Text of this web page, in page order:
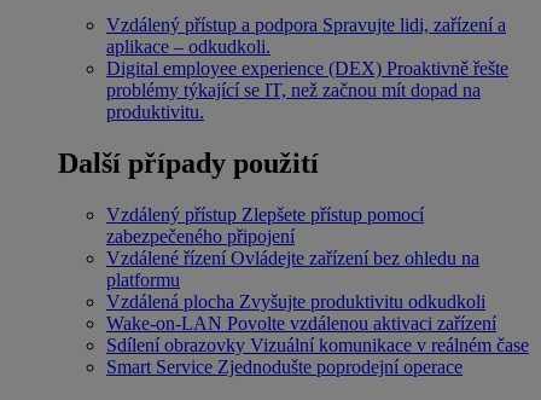
Vzdálený přístup a podpora Spravujte lidi, zařízení a
aplikace – odkudkoli.
Digital employee experience (DEX) Proaktivně řešte
problémy týkající se IT, než začnou mít dopad na
produktivitu.
Další případy použití
Vzdálený přístup Zlepšete přístup pomocí
zabezpečeného připojení
Vzdálené řízení Ovládejte zařízení bez ohledu na
platformu
Vzdálená plocha Zvyšujte produktivitu odkudkoli
Wake-on-LAN Povolte vzdálenou aktivaci zařízení
Sdílení obrazovky Vizuální komunikace v reálném čase
Smart Service Zjednodušte poprodejní operace